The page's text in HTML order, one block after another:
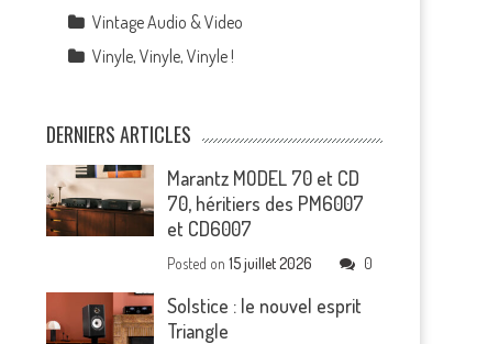
Vintage Audio & Video
Vinyle, Vinyle, Vinyle !
DERNIERS ARTICLES
Marantz MODEL 70 et CD
70, héritiers des PM6007
et CD6007
Posted on15 juillet 2026 0
Solstice : le nouvel esprit
Triangle